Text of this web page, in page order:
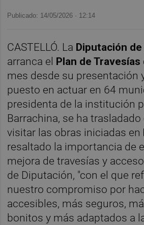
Publicado: 14/05/2026 · 12:14
CASTELLÓ. La Diputación
arranca el Plan de Travesías
mes desde su presentación
puesto en actuar en 64
presidenta de la institución
Barrachina, se ha
visitar las obras iniciadas en
resaltado la importancia de
mejora de travesías y
de Diputación, "con el que
nuestro compromiso por
accesibles, más seguros,
bonitos y más adaptados a